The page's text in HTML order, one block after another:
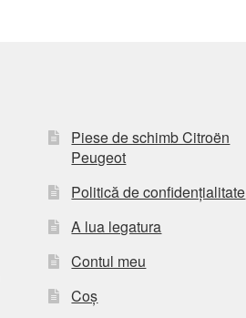
Piese de schimb Citroën
Peugeot
Politică de confidențialitate
A lua legatura
Contul meu
Coș